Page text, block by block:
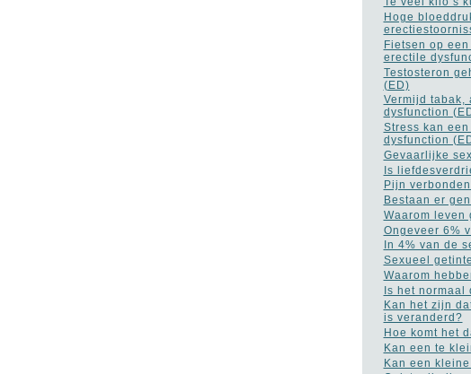
Hoge
Fietsen op
erectile
Testosteron
(ED)
Vermijd tabak,
dysfunction
Stress kan
dysfunction
Gevaarlijke
Is
Pijn
Bestaan er
Waarom leven
Ongeveer 6%
In 4% van de
Sexueel
Waarom
Is het normaal
Kan het zijn
is veranderd?
Hoe komt het
Kan een te
Kan een